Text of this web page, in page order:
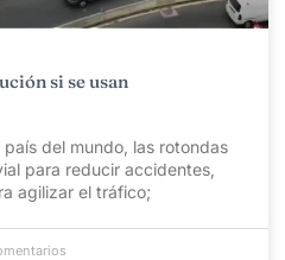
si se usan
del mundo, las rotondas
para reducir accidentes,
agilizar el tráfico;